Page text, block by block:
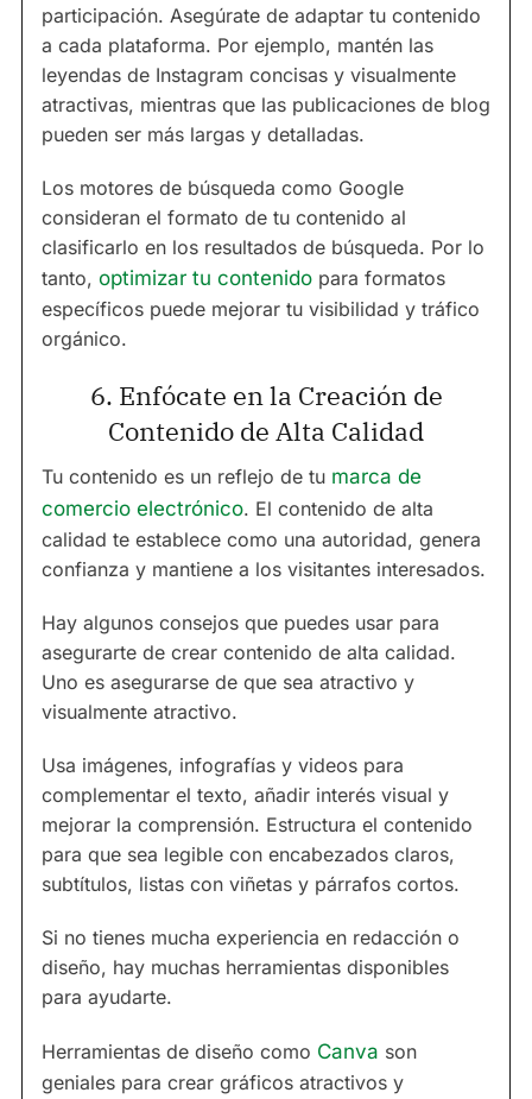
participación. Asegúrate de adaptar tu contenido
a cada plataforma. Por ejemplo, mantén las
leyendas de Instagram concisas y visualmente
atractivas, mientras que las publicaciones de blog
pueden ser más largas y detalladas.
Los motores de búsqueda como Google
consideran el formato de tu contenido al
clasificarlo en los resultados de búsqueda. Por lo
tanto, optimizar tu contenido para formatos
específicos puede mejorar tu visibilidad y tráfico
orgánico.
6. Enfócate en la Creación de
Contenido de Alta Calidad
Tu contenido es un reflejo de tu marca de
comercio electrónico. El contenido de alta
calidad te establece como una autoridad, genera
confianza y mantiene a los visitantes interesados.
Hay algunos consejos que puedes usar para
asegurarte de crear contenido de alta calidad.
Uno es asegurarse de que sea atractivo y
visualmente atractivo.
Usa imágenes, infografías y videos para
complementar el texto, añadir interés visual y
mejorar la comprensión. Estructura el contenido
para que sea legible con encabezados claros,
subtítulos, listas con viñetas y párrafos cortos.
Si no tienes mucha experiencia en redacción o
diseño, hay muchas herramientas disponibles
para ayudarte.
Herramientas de diseño como Canva son
geniales para crear gráficos atractivos y